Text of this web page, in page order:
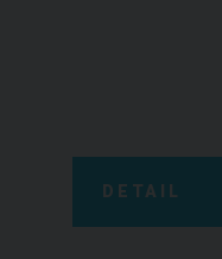
DETAIL